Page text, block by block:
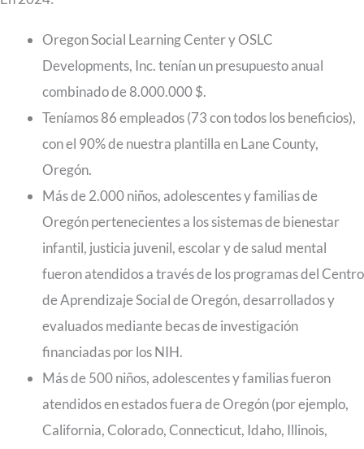
Oregon Social Learning Center y OSLC
Developments, Inc. tenían un presupuesto anual
combinado de 8.000.000 $.
Teníamos 86 empleados (73 con todos los beneficios),
con el 90% de nuestra plantilla en Lane County,
Oregón.
Más de 2.000 niños, adolescentes y familias de
Oregón pertenecientes a los sistemas de bienestar
infantil, justicia juvenil, escolar y de salud mental
fueron atendidos a través de los programas del Centro
de Aprendizaje Social de Oregón, desarrollados y
evaluados mediante becas de investigación
financiadas por los NIH.
Más de 500 niños, adolescentes y familias fueron
atendidos en estados fuera de Oregón (por ejemplo,
California, Colorado, Connecticut, Idaho, Illinois,